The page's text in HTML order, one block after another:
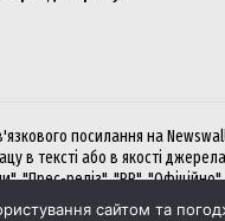
посилання на
в тексті або в якості
"Прес-реліз", "PR",
сайтом та